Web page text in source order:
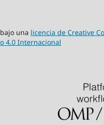
una licencia de Creative
4.0 Internacional